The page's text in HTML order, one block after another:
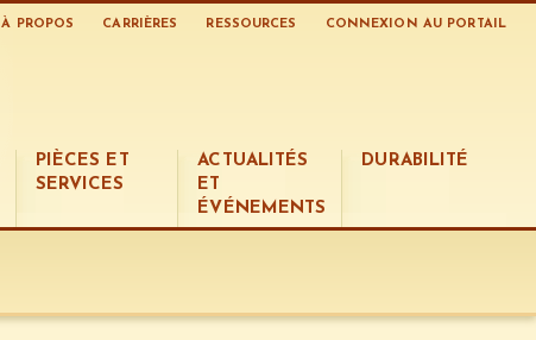
À PROPOS CARRIÈRES RESSOURCES CONNEXION AU PORTAIL
PIÈCES ET
SERVICES
ACTUALITÉS
ET
ÉVÉNEMENTS
DURABILITÉ